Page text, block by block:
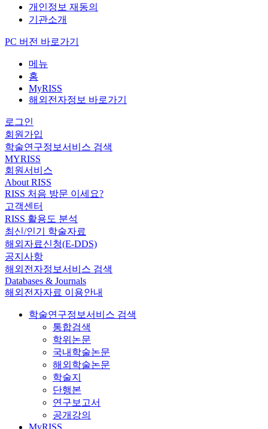
개인정보 재동의
기관소개
PC 버전 바로가기
메뉴
홈
MyRISS
해외전자정보 바로가기
로그인
회원가입
학술연구정보서비스 검색
MYRISS
회원서비스
About RISS
RISS 처음 방문 이세요?
고객센터
RISS 활용도 분석
최신/인기 학술자료
해외자료신청(E-DDS)
공지사항
해외전자정보서비스 검색
Databases & Journals
해외전자자료 이용안내
학술연구정보서비스 검색
통합검색
학위논문
국내학술논문
해외학술논문
학술지
단행본
연구보고서
공개강의
MyRISS